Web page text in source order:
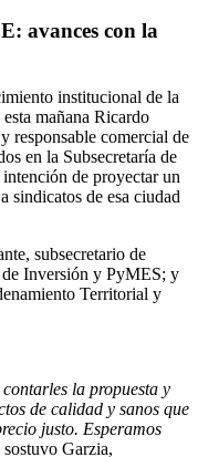
avances con la
institucional de la
mañana Ricardo
responsable comercial de
en la Subsecretaría de
ón de proyectar un
sindicatos de esa ciudad
subsecretario de
Inversión y PyMES; y
Territorial y
la propuesta y
de calidad y sanos que
justo. Esperamos
sostuvo Garzia,